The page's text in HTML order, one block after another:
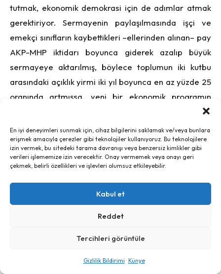
En iyi deneyimleri sunmak için, cihaz bilgilerini saklamak ve/veya bunlara
erişmek amacıyla çerezler gibi teknolojiler kullanıyoruz. Bu teknolojilere
izin vermek, bu sitedeki tarama davranışı veya benzersiz kimlikler gibi
verileri işlememize izin verecektir. Onay vermemek veya onayı geri
çekmek, belirli özellikleri ve işlevleri olumsuz etkileyebilir.
Kabul et
Reddet
Tercihleri görüntüle
Gizlilik Bildirimi Künye
tutmak, ekonomik demokrasi için de adımlar atmak
gerektiriyor. Sermayenin paylaşılmasında işçi ve
emekçi sınıfların kaybettikleri –ellerinden alınan– pay
AKP-MHP iktidarı boyunca giderek azalıp büyük
sermayeye aktarılmış, böylece toplumun iki kutbu
arasındaki açıklık yirmi iki yıl boyunca en az yüzde 25
oranında artmışsa, yeni bir ekonomik programın
hayata geçirilmesi gerekir. Yoksa ne olur? Sermaye
artık ülkenin tamamını yutacak kadar açmış ağzını ve
onun doymazlığı hayatı yaşanmaz hale getiriyor.
Sokakta durum felaket. Kaldı ki bölüşüm sorunu
çözülemezse siyasal demokrasinin atması gereken
adımlar da güvende olamaz.
onun sınırlarına dayanmayı ve o sınırları daraltmayı